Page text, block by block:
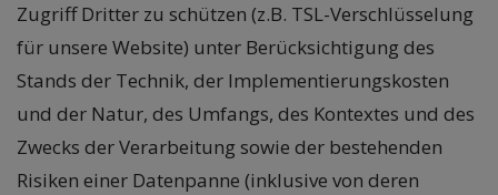
Zugriff Dritter zu schützen (z.B. TSL-Verschlüsselung
für unsere Website) unter Berücksichtigung des
Stands der Technik, der Implementierungskosten
und der Natur, des Umfangs, des Kontextes und des
Zwecks der Verarbeitung sowie der bestehenden
Risiken einer Datenpanne (inklusive von deren